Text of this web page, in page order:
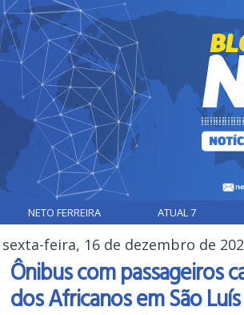
NETO FERREIRA ATUAL 7
sexta-feira, 16 de dezembro de
Ônibus com passageiros
dos Africanos em São Luís